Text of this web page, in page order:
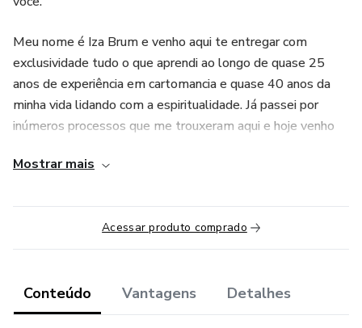
Meu nome é Iza Brum e venho aqui te entregar com
exclusividade tudo o que aprendi ao longo de quase 25
anos de experiência em cartomancia e quase 40 anos da
minha vida lidando com a espiritualidade. Já passei por
inúmeros processos que me trouxeram aqui e hoje venho
pelo teu poder pessoal e tomada de consciência através
te ensinar o bê-a-bá das energias e espiritualidade
envolvida na prática de leituras de tarô de forma simples,
Mostrar mais
Acessar produto comprado
Conteúdo Vantagens Detalhes